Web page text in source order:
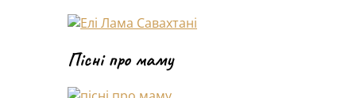
Пісні про маму